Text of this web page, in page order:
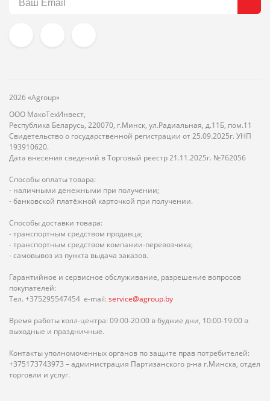
2026 «Agroup»
ООО МакоТехИнвест,
Республика Беларусь, 220070, г.Минск, ул.Радиальная, д.11Б, пом.11
Свидетельство о государственной регистрации от 25.09.2025г. УНП
193910620.
Дата внесения сведений в Торговый реестр 21.11.2025г. №762056
Способы оплаты товара:
- наличными денежными при получении;
- банковской платёжной карточкой при получении.
Способы доставки товара:
- транспортным средством продавца;
- транспортным средством компании-перевозчика;
- самовывоз из пункта выдача заказов.
Гарантийное и сервисное обслуживание, разрешение вопросов
покупателей:
Тел. +375295547454 e-mail: service@agroup.by
Время работы колл-центра: 09:00-20:00 в будние дни, 10:00-19:00 в
выходные и праздничные.
Контакты уполномоченных органов по защите прав потребителей:
+375173743973 – администрация Партизанского р-на г.Минска, отдел
торговли и услуг.